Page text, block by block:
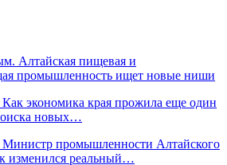
Алтайская пищевая и
промышленность ищет новые ниши
экономика края прожила еще один
новых…
промышленности Алтайского
изменился реальный…